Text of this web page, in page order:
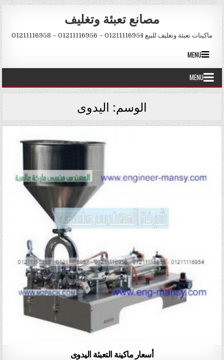
Skip to content
مصانع تعبئة وتغليف
ماكينات تعبئة وتغليف للبيع 01211116954 – 01211116956 – 01211116958
MENU
MENU
الوسم: اليدوى
أسعار ماكينة التعبئة اليدوى